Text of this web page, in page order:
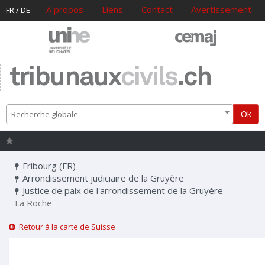
FR/DE A propos Liens Contact Avertissement
tribunauxcivils.ch
Recherche globale Ok
Fribourg (FR)
Arrondissement judiciaire de la Gruyère
Justice de paix de l'arrondissement de la Gruyère
La Roche
Retour à la carte de Suisse